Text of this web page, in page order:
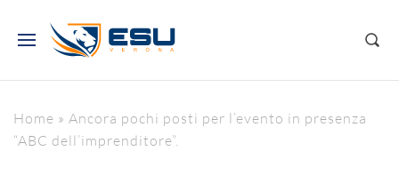
Home » Ancora pochi posti per l’evento in presenza
“ABC dell’imprenditore”.